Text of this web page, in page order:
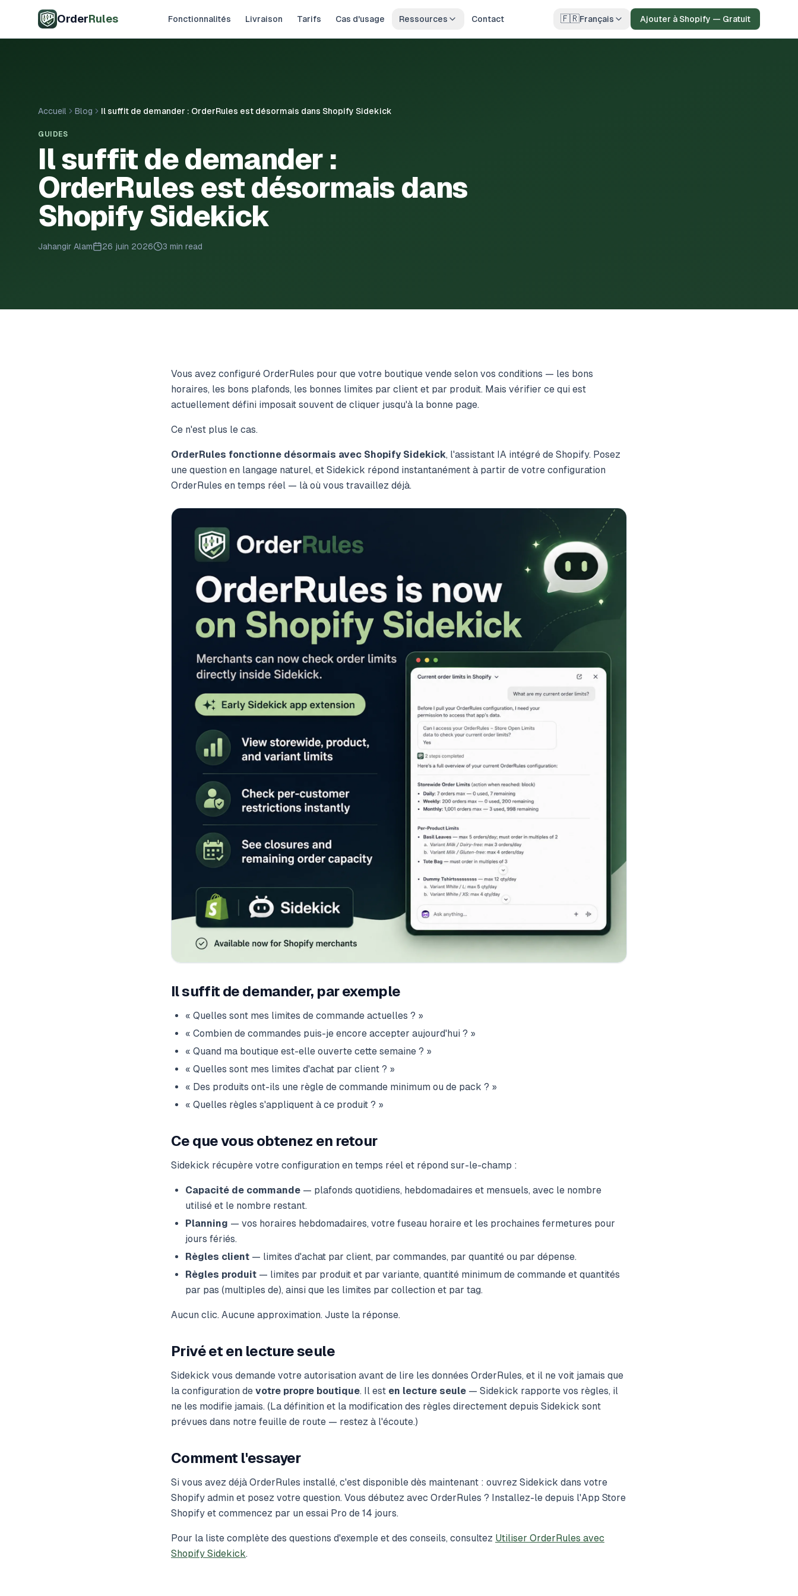
OrderRules Fonctionnalités Livraison Tarifs Cas d'usage Ressources Contact 🇫🇷Français Ajouter à Shopify — Gratuit
Accueil Blog Il suffit de demander : OrderRules est désormais dans Shopify Sidekick
GUIDES
Il suffit de demander :
OrderRules est désormais dans
Shopify Sidekick
Jahangir Alam 26 juin 2026 3 min read
Vous avez configuré OrderRules pour que votre boutique vende selon vos conditions — les bons
horaires, les bons plafonds, les bonnes limites par client et par produit. Mais vérifier ce qui est
actuellement défini imposait souvent de cliquer jusqu'à la bonne page.
Ce n'est plus le cas.
OrderRules fonctionne désormais avec Shopify Sidekick, l'assistant IA intégré de Shopify. Posez
une question en langage naturel, et Sidekick répond instantanément à partir de votre configuration
OrderRules en temps réel — là où vous travaillez déjà.
Il suffit de demander, par exemple
« Quelles sont mes limites de commande actuelles ? »
« Combien de commandes puis-je encore accepter aujourd'hui ? »
« Quand ma boutique est-elle ouverte cette semaine ? »
« Quelles sont mes limites d'achat par client ? »
« Des produits ont-ils une règle de commande minimum ou de pack ? »
« Quelles règles s'appliquent à ce produit ? »
Ce que vous obtenez en retour
Sidekick récupère votre configuration en temps réel et répond sur-le-champ :
Capacité de commande — plafonds quotidiens, hebdomadaires et mensuels, avec le nombre
utilisé et le nombre restant.
Planning — vos horaires hebdomadaires, votre fuseau horaire et les prochaines fermetures pour
jours fériés.
Règles client — limites d'achat par client, par commandes, par quantité ou par dépense.
Règles produit — limites par produit et par variante, quantité minimum de commande et quantités
par pas (multiples de), ainsi que les limites par collection et par tag.
Aucun clic. Aucune approximation. Juste la réponse.
Privé et en lecture seule
Sidekick vous demande votre autorisation avant de lire les données OrderRules, et il ne voit jamais que
la configuration de votre propre boutique. Il est en lecture seule — Sidekick rapporte vos règles, il
ne les modifie jamais. (La définition et la modification des règles directement depuis Sidekick sont
prévues dans notre feuille de route — restez à l'écoute.)
Comment l'essayer
Si vous avez déjà OrderRules installé, c'est disponible dès maintenant : ouvrez Sidekick dans votre
Shopify admin et posez votre question. Vous débutez avec OrderRules ? Installez-le depuis l'App Store
Shopify et commencez par un essai Pro de 14 jours.
Pour la liste complète des questions d'exemple et des conseils, consultez Utiliser OrderRules avec
Shopify Sidekick.